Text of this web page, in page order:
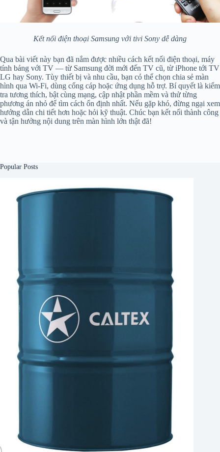
Kết nối điện thoại Samsung với tivi Sony dễ dàng
Qua bài viết này bạn đã nắm được nhiều cách kết nối điện thoại, máy
tính bảng với TV — từ Samsung đời mới đến TV cũ, từ iPhone tới TV
LG hay Sony. Tùy thiết bị và nhu cầu, bạn có thể chọn chia sẻ màn
hình qua Wi‑Fi, dùng cổng cáp hoặc ứng dụng hỗ trợ. Bí quyết là kiểm
tra tương thích, bật cùng mạng, cập nhật phần mềm và thử từng
phương án nhỏ để tìm cách ổn định nhất. Nếu gặp khó, đừng ngại xem
hướng dẫn chi tiết hơn hoặc hỏi kỹ thuật. Chúc bạn kết nối thành công
và tận hưởng nội dung trên màn hình lớn thật đã!
Popular Posts